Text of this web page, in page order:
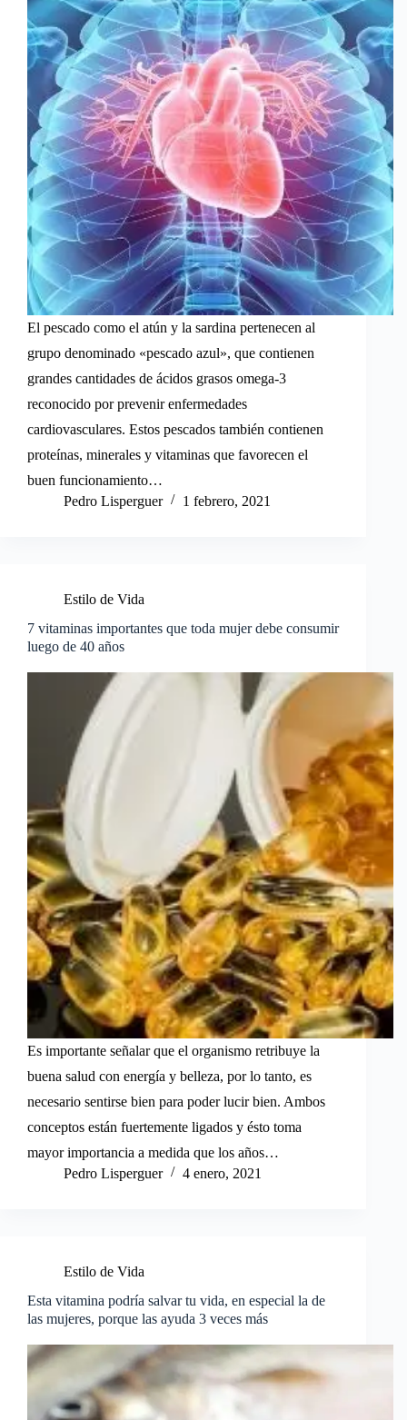
El pescado como el atún y la sardina pertenecen al
grupo denominado «pescado azul», que contienen
grandes cantidades de ácidos grasos omega-3
reconocido por prevenir enfermedades
cardiovasculares. Estos pescados también contienen
proteínas, minerales y vitaminas que favorecen el
buen funcionamiento…
Pedro Lisperguer
1 febrero, 2021
Estilo de Vida
7 vitaminas importantes que toda mujer debe consumir
luego de 40 años
Es importante señalar que el organismo retribuye la
buena salud con energía y belleza, por lo tanto, es
necesario sentirse bien para poder lucir bien. Ambos
conceptos están fuertemente ligados y ésto toma
mayor importancia a medida que los años…
Pedro Lisperguer
4 enero, 2021
Estilo de Vida
Esta vitamina podría salvar tu vida, en especial la de
las mujeres, porque las ayuda 3 veces más